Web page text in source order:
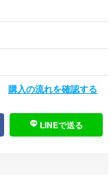
購入の流れを確認する
LINEで送る